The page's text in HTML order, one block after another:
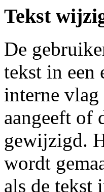
Tekst
De
tekst in een
interne
aangeeft of
gewijzigd.
wordt
als de tekst